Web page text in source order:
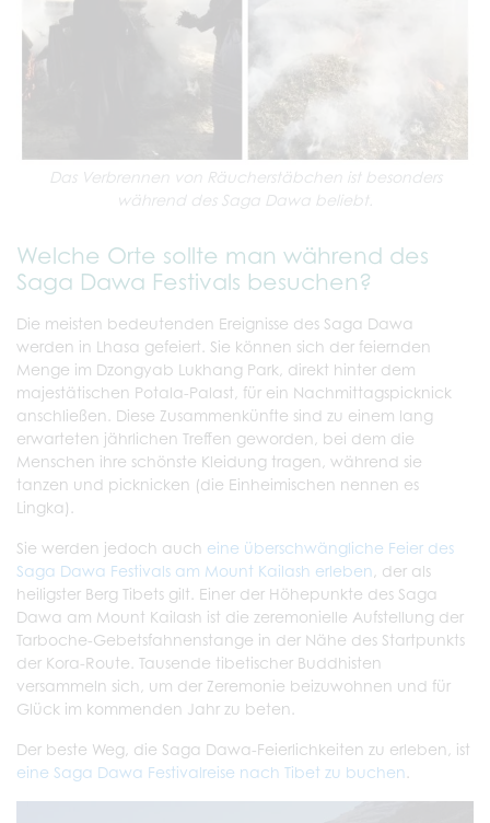
Das Verbrennen von Räucherstäbchen ist besonders
während des Saga Dawa beliebt.
Welche Orte sollte man während des
Saga Dawa Festivals besuchen?
Die meisten bedeutenden Ereignisse des Saga Dawa
werden in Lhasa gefeiert. Sie können sich der feiernden
Menge im Dzongyab Lukhang Park, direkt hinter dem
majestätischen Potala-Palast, für ein Nachmittagspicknick
anschließen. Diese Zusammenkünfte sind zu einem lang
erwarteten jährlichen Treffen geworden, bei dem die
Menschen ihre schönste Kleidung tragen, während sie
tanzen und picknicken (die Einheimischen nennen es
Lingka).
Sie werden jedoch auch eine überschwängliche Feier des
Saga Dawa Festivals am Mount Kailash erleben, der als
heiligster Berg Tibets gilt. Einer der Höhepunkte des Saga
Dawa am Mount Kailash ist die zeremonielle Aufstellung der
Tarboche-Gebetsfahnenstange in der Nähe des Startpunkts
der Kora-Route. Tausende tibetischer Buddhisten
versammeln sich, um der Zeremonie beizuwohnen und für
Glück im kommenden Jahr zu beten.
Der beste Weg, die Saga Dawa-Feierlichkeiten zu erleben, ist
eine Saga Dawa Festivalreise nach Tibet zu buchen